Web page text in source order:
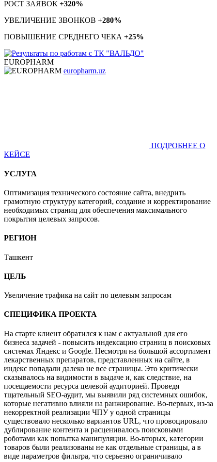
РОСТ ЗАЯВОК +320%
УВЕЛИЧЕНИЕ ЗВОНКОВ +280%
ПОВЫШЕНИЕ СРЕДНЕГО ЧЕКА +25%
EUROPHARM
europharm.uz
ПОДРОБНЕЕ О
КЕЙСЕ
УСЛУГА
Оптимизация технического состояние сайта, внедрить
грамотную структуру категорий, создание и корректирование
необходимых страниц для обеспечения максимального
покрытия целевых запросов.
РЕГИОН
Ташкент
ЦЕЛЬ
Увеличение трафика на сайт по целевым запросам
СПЕЦИФИКА ПРОЕКТА
На старте клиент обратился к нам с актуальной для его
бизнеса задачей - повысить индексацию страниц в поисковых
системах Яндекс и Google. Несмотря на большой ассортимент
лекарственных препаратов, представленных на сайте, в
индекс попадали далеко не все страницы. Это критически
сказывалось на видимости в выдаче и, как следствие, на
посещаемости ресурса целевой аудиторией. Проведя
тщательный SEO-аудит, мы выявили ряд системных ошибок,
которые негативно влияли на ранжирование. Во-первых, из-за
некорректной реализации ЧПУ у одной страницы
существовало несколько вариантов URL, что провоцировало
дублирование контента и расценивалось поисковыми
роботами как попытка манипуляции. Во-вторых, категории
товаров были реализованы не как отдельные страницы, а в
виде параметров фильтра, что серьезно ограничивало